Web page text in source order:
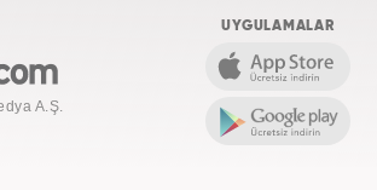
A.Ş.
UYGULAMALAR